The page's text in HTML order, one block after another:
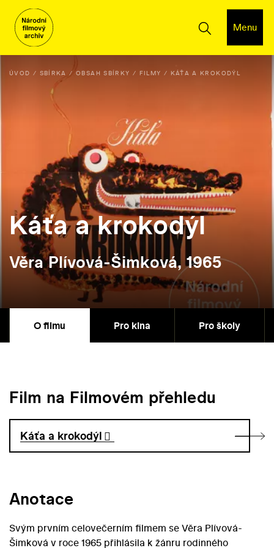
Menu
ÚVOD SBÍRKA OBSAH SBÍRKY FILMY KÁŤA A KROKODÝL
Káťa a krokodýl
Věra Plívová-Šimková, 1965
O filmu Pro kina Pro školy
Film na Filmovém přehledu
Káťa a krokodýl
Anotace
Svým prvním celovečerním filmem se Věra Plívová-
Šimková v roce 1965 přihlásila k žánru rodinného